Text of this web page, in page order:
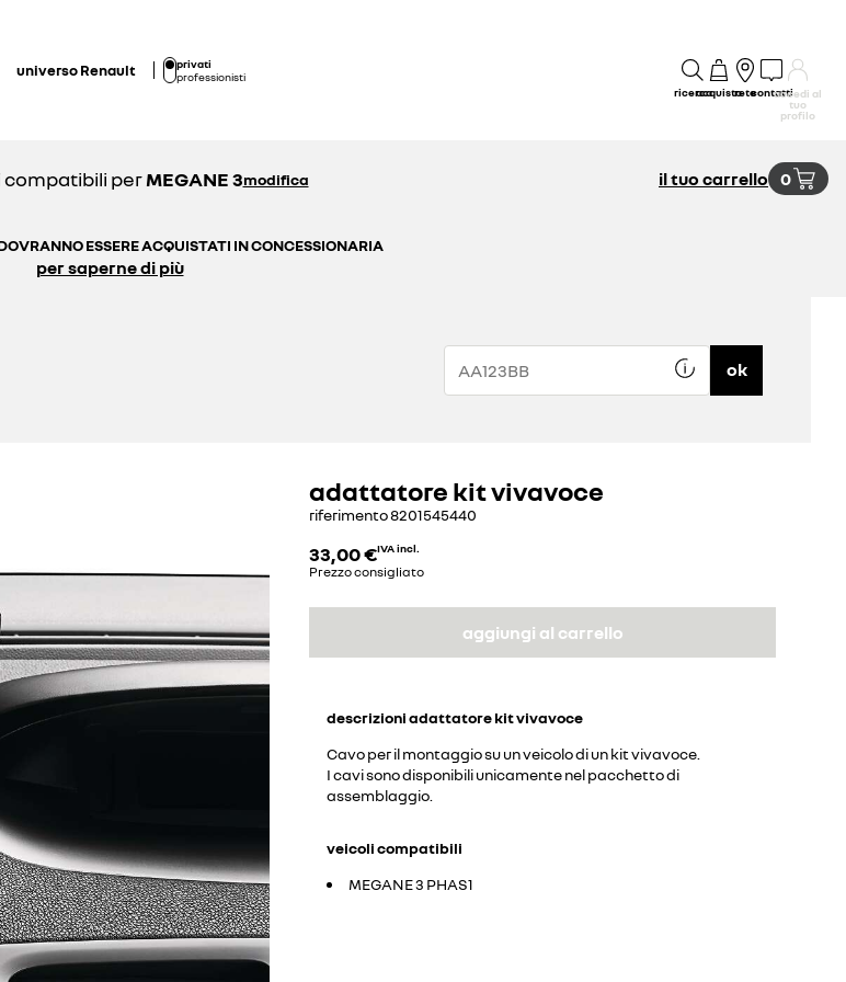
universo Renault
privati
professionisti
ricercaacquistoretecontattiaccedi al
tuo
profilo
per MEGANE 3modifica il tuo carrello 0
ESSERE ACQUISTATI IN CONCESSIONARIA
per saperne di più
ok
adattatore kit vivavoce
riferimento8201545440
33,00 €IVA incl.
Prezzo consigliato
aggiungi al carrello
descrizioniadattatore kit vivavoce
Cavo per il montaggio su un veicolo di un kit vivavoce.
I cavi sono disponibili unicamente nel pacchetto di
assemblaggio.
veicoli compatibili
MEGANE 3 PHAS1